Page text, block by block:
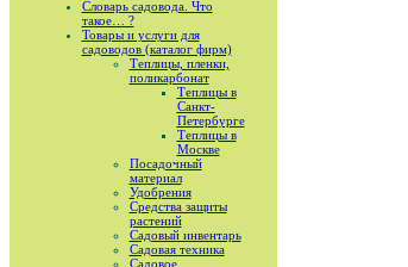
Словарь садовода. Что
такое… ?
Товары и услуги для
садоводов (каталог фирм)
Теплицы, пленки,
поликарбонат
Теплицы в
Санкт-
Петербурге
Теплицы в
Москве
Посадочный
материал
Удобрения
Средства защиты
растений
Садовый инвентарь
Садовая техника
Садовое